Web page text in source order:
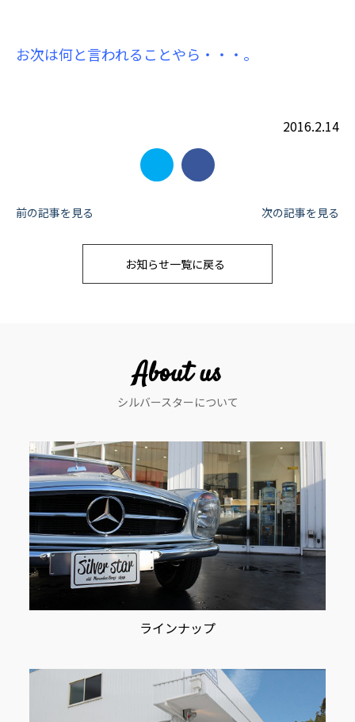
お次は何と言われることやら・・・。
2016.2.14
投
ン
前の記事を見る 次の記事を見る
お知らせ一覧に戻る
About us
シルバースターについて
ラインナップ